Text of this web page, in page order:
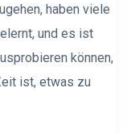
haben viele
und es ist
können,
ist, etwas zu